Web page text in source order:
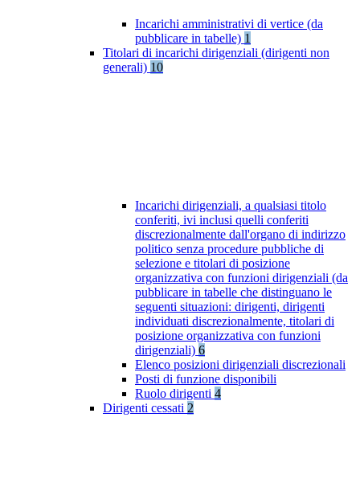
Incarichi amministrativi di vertice (da
pubblicare in tabelle) 1
Titolari di incarichi dirigenziali (dirigenti non
generali) 10
Incarichi dirigenziali, a qualsiasi titolo
conferiti, ivi inclusi quelli conferiti
discrezionalmente dall'organo di indirizzo
politico senza procedure pubbliche di
selezione e titolari di posizione
organizzativa con funzioni dirigenziali (da
pubblicare in tabelle che distinguano le
seguenti situazioni: dirigenti, dirigenti
individuati discrezionalmente, titolari di
posizione organizzativa con funzioni
dirigenziali) 6
Elenco posizioni dirigenziali discrezionali
Posti di funzione disponibili
Ruolo dirigenti 4
Dirigenti cessati 2